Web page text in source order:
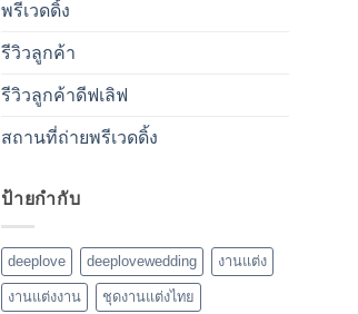
พรีเวดดิ้ง
รีวิวลูกค้า
รีวิวลูกค้าดีฟเลิฟ
สถานที่ถ่ายพรีเวดดิ้ง
ป้ายกำกับ
deeplove deeplovewedding งานแต่ง
งานแต่งงาน ชุดงานแต่งไทย